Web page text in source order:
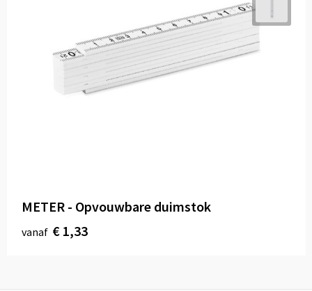
METER - Opvouwbare duimstok
vanaf € 1,33